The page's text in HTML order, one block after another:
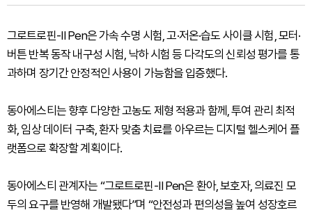
그로트로핀-Ⅱ Pen은 가속 수명 시험, 고·저온·습도 사이클 시험, 모터·
버튼 반복 동작 내구성 시험, 낙하 시험 등 다각도의 신뢰성 평가를 통
과하며 장기간 안정적인 사용이 가능함을 입증했다.
동아에스티는 향후 다양한 고농도 제형 적용과 함께, 투여 관리 최적
화, 임상 데이터 구축, 환자 맞춤 치료를 아우르는 디지털 헬스케어 플
랫폼으로 확장할 계획이다.
동아에스티 관계자는 “그로트로핀-Ⅱ Pen은 환아, 보호자, 의료진 모
두의 요구를 반영해 개발됐다”며 “안전성과 편의성을 높여 성장호르